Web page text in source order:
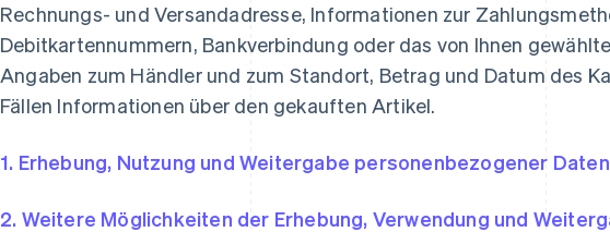
Rechnungs- und Versandadresse, Informationen zur
Debitkartennummern, Bankverbindung oder das von Ihnen
Angaben zum Händler und zum Standort, Betrag und Datum des
Fällen Informationen über den gekauften Artikel.
1. Erhebung, Nutzung und Weitergabe personenbezogener Daten
2. Weitere Möglichkeiten der Erhebung, Verwendung und